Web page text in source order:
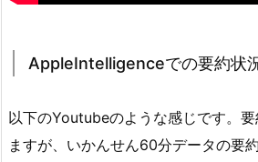
AppleIntelligenceでの要約状
以下のYoutubeのような感じです。
ますが、いかんせん60分データの要